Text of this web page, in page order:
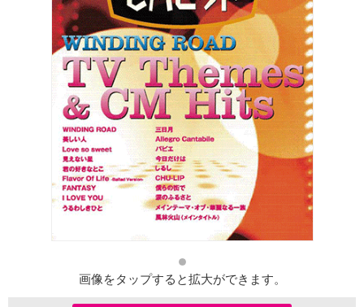
画像をタップすると拡大ができます。